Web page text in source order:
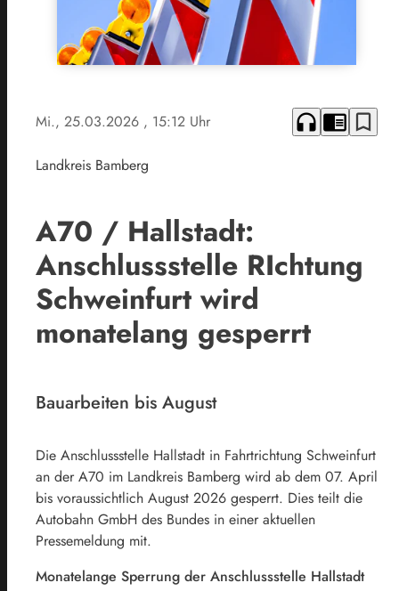
Mi., 25.03.2026 , 15:12 Uhr headphones chrome_reader_mode bookmark_border
Landkreis Bamberg
A70 / Hallstadt:
Anschlussstelle RIchtung
Schweinfurt wird
monatelang gesperrt
Bauarbeiten bis August
Die Anschlussstelle Hallstadt in Fahrtrichtung Schweinfurt
an der A70 im Landkreis Bamberg wird ab dem 07. April
bis voraussichtlich August 2026 gesperrt. Dies teilt die
Autobahn GmbH des Bundes in einer aktuellen
Pressemeldung mit.
Monatelange Sperrung der Anschlussstelle Hallstadt